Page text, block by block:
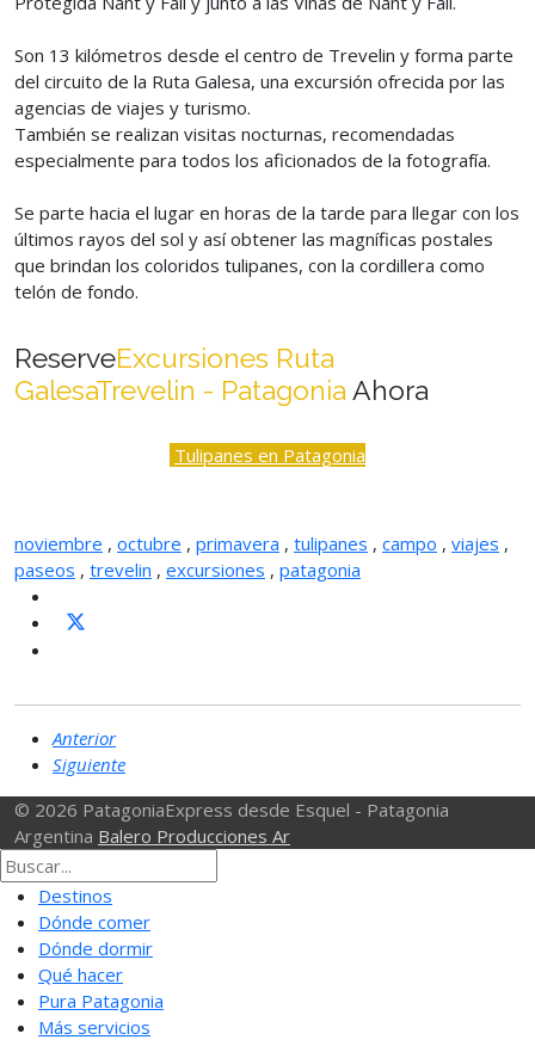
Son 13 kilómetros desde el centro de Trevelin y forma parte
del circuito de la Ruta Galesa, una excursión ofrecida por las
agencias de viajes y turismo.
También se realizan visitas nocturnas, recomendadas
especialmente para todos los aficionados de la fotografía.
Se parte hacia el lugar en horas de la tarde para llegar con los
últimos rayos del sol y así obtener las magníficas postales
que brindan los coloridos tulipanes, con la cordillera como
telón de fondo.
ReserveExcursiones Ruta
GalesaTrevelin - Patagonia Ahora
Tulipanes en Patagonia
noviembre , octubre , primavera , tulipanes , campo , viajes ,
paseos , trevelin , excursiones , patagonia
Anterior
Siguiente
© 2026 PatagoniaExpress desde Esquel - Patagonia
Argentina Balero Producciones Ar
Destinos
Dónde comer
Dónde dormir
Qué hacer
Pura Patagonia
Más servicios